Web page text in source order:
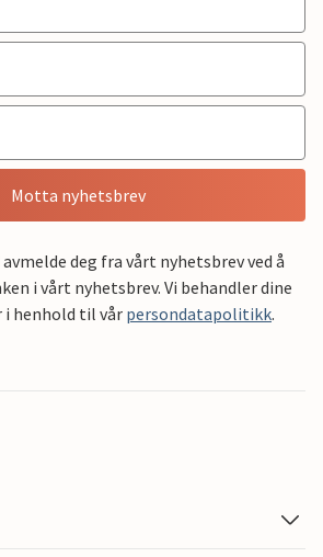
Motta nyhetsbrev
deg fra vårt nyhetsbrev ved å
i vårt nyhetsbrev. Vi behandler dine
i henhold til vår persondatapolitikk.